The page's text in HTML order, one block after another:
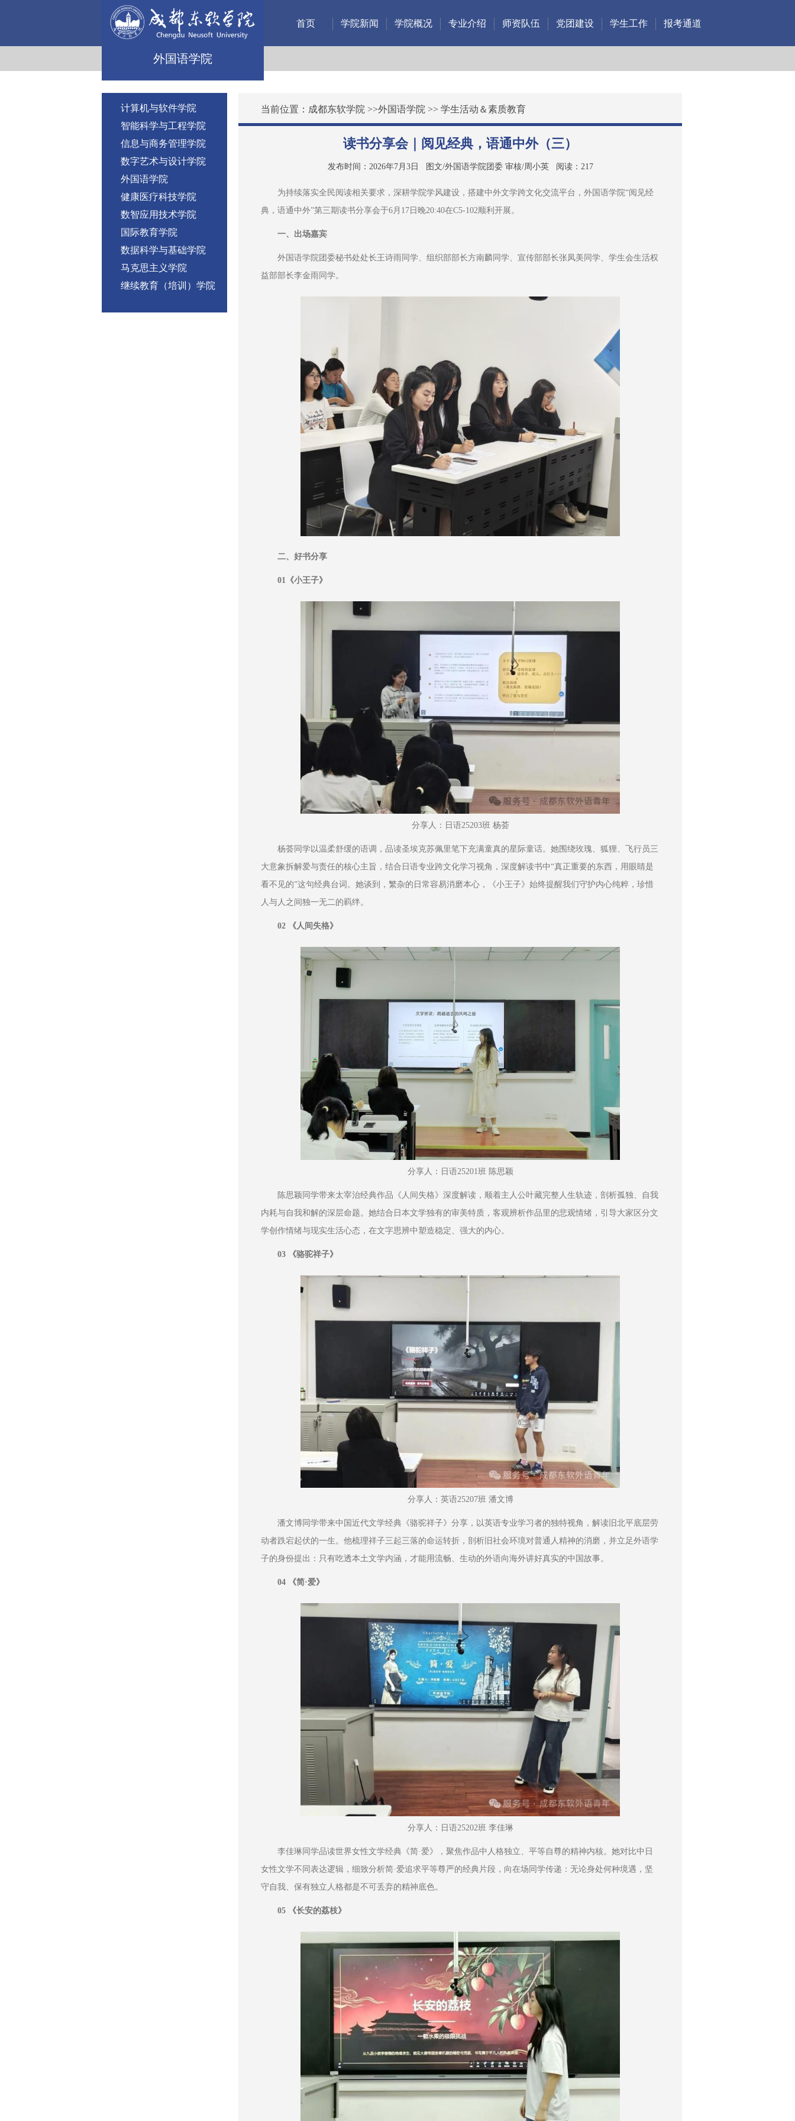
外国语学院
首页 学院新闻 学院概况 专业介绍 师资队伍 党团建设 学生工作 报考通道
计算机与软件学院
智能科学与工程学院
信息与商务管理学院
数字艺术与设计学院
外国语学院
健康医疗科技学院
数智应用技术学院
国际教育学院
数据科学与基础学院
马克思主义学院
继续教育（培训）学院
当前位置： 成都东软学院 >>外国语学院 >> 学生活动＆素质教育
读书分享会｜阅见经典，语通中外（三）
发布时间：2026年7月3日 图文/外国语学院团委 审核/周小英阅读： 217
为持续落实全民阅读相关要求，深耕学院学风建设，搭建中外文学跨文化交流平台，外国语学院“阅见经
典，语通中外”第三期读书分享会于6月17日晚20:40在C5-102顺利开展。
一、出场嘉宾
外国语学院团委秘书处处长王诗雨同学、组织部部长方南麟同学、宣传部部长张凤美同学、学生会生活权
益部部长李金雨同学。
二、好书分享
01《小王子》
分享人：日语25203班 杨荟
杨荟同学以温柔舒缓的语调，品读圣埃克苏佩里笔下充满童真的星际童话。她围绕玫瑰、狐狸、飞行员三
大意象拆解爱与责任的核心主旨，结合日语专业跨文化学习视角，深度解读书中“真正重要的东西，用眼睛是
看不见的”这句经典台词。她谈到，繁杂的日常容易消磨本心，《小王子》始终提醒我们守护内心纯粹，珍惜
人与人之间独一无二的羁绊。
02 《人间失格》
分享人：日语25201班 陈思颖
陈思颖同学带来太宰治经典作品《人间失格》深度解读，顺着主人公叶藏完整人生轨迹，剖析孤独、自我
内耗与自我和解的深层命题。她结合日本文学独有的审美特质，客观辨析作品里的悲观情绪，引导大家区分文
学创作情绪与现实生活心态，在文字思辨中塑造稳定、强大的内心。
03 《骆驼祥子》
分享人：英语25207班 潘文博
潘文博同学带来中国近代文学经典《骆驼祥子》分享，以英语专业学习者的独特视角，解读旧北平底层劳
动者跌宕起伏的一生。他梳理祥子三起三落的命运转折，剖析旧社会环境对普通人精神的消磨，并立足外语学
子的身份提出：只有吃透本土文学内涵，才能用流畅、生动的外语向海外讲好真实的中国故事。
04 《简·爱》
分享人：日语25202班 李佳琳
李佳琳同学品读世界女性文学经典《简·爱》，聚焦作品中人格独立、平等自尊的精神内核。她对比中日
女性文学不同表达逻辑，细致分析简·爱追求平等尊严的经典片段，向在场同学传递：无论身处何种境遇，坚
守自我、保有独立人格都是不可丢弃的精神底色。
05 《长安的荔枝》